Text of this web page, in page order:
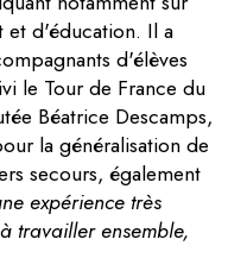
et d'éducation. Il a
d'élèves
le Tour de France du
Béatrice Descamps,
la généralisation de
secours, également
expérience très
travailler ensemble,